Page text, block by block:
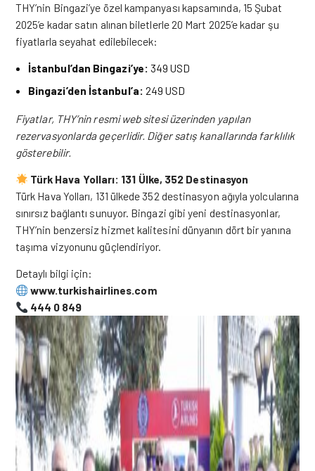
THY’nin Bingazi’ye özel kampanyası kapsamında, 15 Şubat
2025’e kadar satın alınan biletlerle 20 Mart 2025’e kadar şu
fiyatlarla seyahat edilebilecek:
İstanbul’dan Bingazi’ye: 349 USD
Bingazi’den İstanbul’a: 249 USD
Fiyatlar, THY’nin resmi web sitesi üzerinden yapılan
rezervasyonlarda geçerlidir. Diğer satış kanallarında farklılık
gösterebilir.
Türk Hava Yolları: 131 Ülke, 352 Destinasyon
Türk Hava Yolları, 131 ülkede 352 destinasyon ağıyla yolcularına
sınırsız bağlantı sunuyor. Bingazi gibi yeni destinasyonlar,
THY’nin benzersiz hizmet kalitesini dünyanın dört bir yanına
taşıma vizyonunu güçlendiriyor.
Detaylı bilgi için:
www.turkishairlines.com
444 0 849